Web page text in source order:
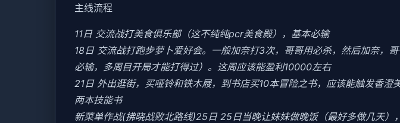
主线流程
11日 交流战打美食俱乐部（这不纯纯pcr美食殿），基本必输
18日 交流战打跑步萝卜爱好会。一般加奈打3次，哥哥用必杀，然后加奈，
必输，多周目开局才能打得过）。这周应该能盈利10000左右
21日 外出逛街，买哑铃和铁木屐，到书店买10本冒险之书，应该能触发香
两本技能书
新菜单作战(拂晓战败北路线)25日 25日当晚让妹妹做晚饭（最好多做几天